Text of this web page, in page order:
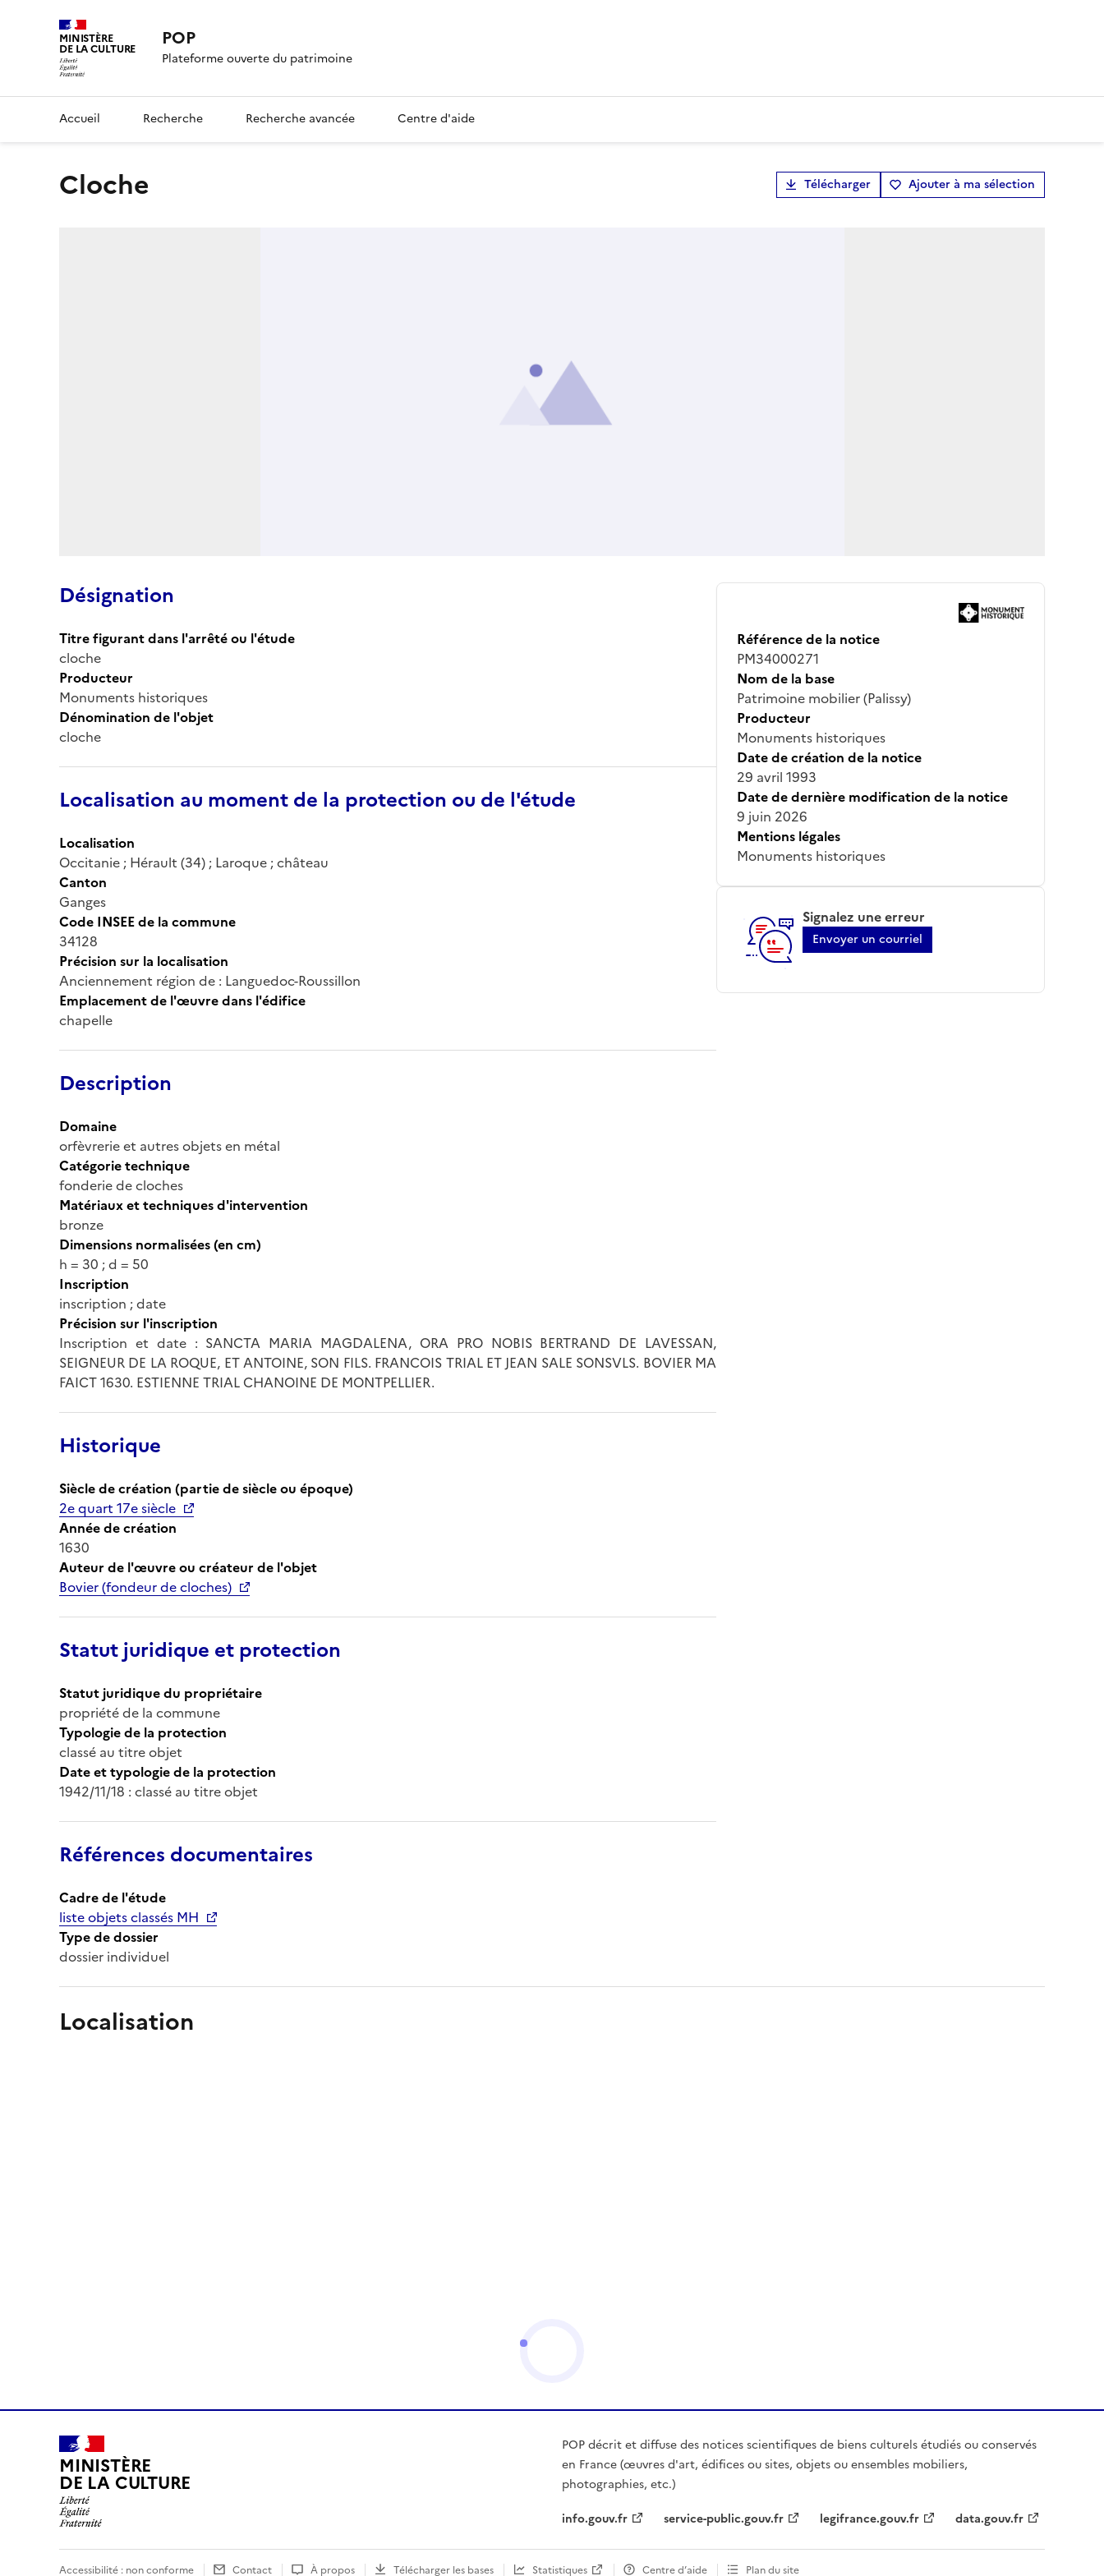
MINISTÈRE
DE LA CULTURE POP
Plateforme ouverte du patrimoine
Accueil Recherche Recherche avancée Centre d'aide
cloche Télécharger Ajouter à ma sélection
Désignation
Titre figurant dans l'arrêté ou l'étude
cloche
Producteur
Monuments historiques
Dénomination de l'objet
cloche
Localisation au moment de la protection ou de l'étude
Localisation
Occitanie ; Hérault (34) ; Laroque ; château
Canton
Ganges
Code INSEE de la commune
34128
Précision sur la localisation
Anciennement région de : Languedoc-Roussillon
Emplacement de l'œuvre dans l'édifice
chapelle
Description
Domaine
orfèvrerie et autres objets en métal
Catégorie technique
fonderie de cloches
Matériaux et techniques d'intervention
bronze
Dimensions normalisées (en cm)
h = 30 ; d = 50
Inscription
inscription ; date
Précision sur l'inscription
Inscription et date : SANCTA MARIA MAGDALENA, ORA PRO NOBIS BERTRAND DE LAVESSAN,
SEIGNEUR DE LA ROQUE, ET ANTOINE, SON FILS. FRANCOIS TRIAL ET JEAN SALE SONSVLS. BOVIER MA
FAICT 1630. ESTIENNE TRIAL CHANOINE DE MONTPELLIER.
Historique
Siècle de création (partie de siècle ou époque)
2e quart 17e siècle
Année de création
1630
Auteur de l'œuvre ou créateur de l'objet
Bovier (fondeur de cloches)
Statut juridique et protection
Statut juridique du propriétaire
propriété de la commune
Typologie de la protection
classé au titre objet
Date et typologie de la protection
1942/11/18 : classé au titre objet
Références documentaires
Cadre de l'étude
liste objets classés MH
Type de dossier
dossier individuel
Référence de la notice
PM34000271
Nom de la base
Patrimoine mobilier (Palissy)
Producteur
Monuments historiques
Date de création de la notice
29 avril 1993
Date de dernière modification de la notice
9 juin 2026
Mentions légales
Monuments historiques
Signalez une erreur
Envoyer un courriel
Localisation
MINISTÈRE
DE LA CULTURE
POP décrit et diffuse des notices scientifiques de biens culturels étudiés ou conservés
en France (œuvres d'art, édifices ou sites, objets ou ensembles mobiliers,
photographies, etc.)
info.gouv.fr
service-public.gouv.fr legifrance.gouv.fr data.gouv.fr
Accessibilité : non conforme Contact À propos Télécharger les bases Statistiques Centre d’aide Plan du site